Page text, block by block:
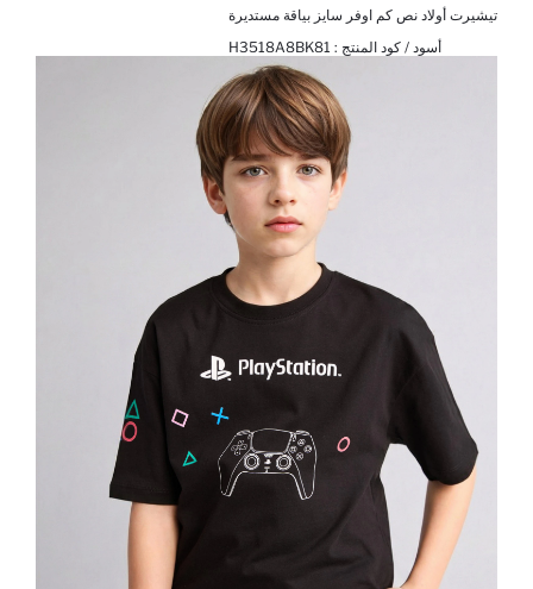
تيشيرت أولاد نص كم اوفر سايز بياقة مستديرة
أسود / كود المنتج : H3518A8BK81